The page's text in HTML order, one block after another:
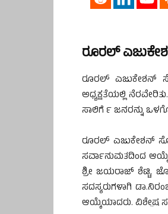
ರೂರಲ್‌
ರೂರಲ್‌ ಎಜುಕೇಶನ್‌
ಅಧ್ಯಕ್ಷತೆಯಲ್ಲಿ
ಸಾಲಿಗೆ ೯ ಜನರನ್ನು
ರೂರಲ್‌ ಎಜುಕೇಶನ್‌
ಸರ್ವಾನುಮತದಿಂದ
ಶ್ರೀ ಜಯರಾಜ್‌ ಶೆಟ್ಟಿ,
ಸದಸ್ಯರುಗಳಾಗಿ
ಆಯ್ಕೆಯಾದರು. ವಿಶೇ಼ಷ